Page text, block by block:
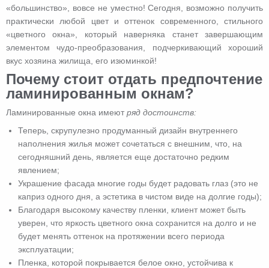
«большинство», вовсе не уместно! Сегодня, возможно получить
практически любой цвет и оттенок современного, стильного
«цветного окна», который наверняка станет завершающим
элементом чудо-преобразования, подчеркивающий хороший
вкус хозяина жилища, его изюминкой!
Почему стоит отдать предпочтение
ламинированным окнам?
Ламинированные окна имеют ряд достоинств:
Теперь, скрупулезно продуманный дизайн внутреннего
наполнения жилья может сочетаться с внешним, что, на
сегодняшний день, является еще достаточно редким
явлением;
Украшение фасада многие годы будет радовать глаз (это не
каприз одного дня, а эстетика в чистом виде на долгие годы);
Благодаря высокому качеству пленки, клиент может быть
уверен, что яркость цветного окна сохранится на долго и не
будет менять оттенок на протяжении всего периода
эксплуатации;
Пленка, которой покрывается белое окно, устойчива к